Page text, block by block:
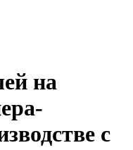
на
с